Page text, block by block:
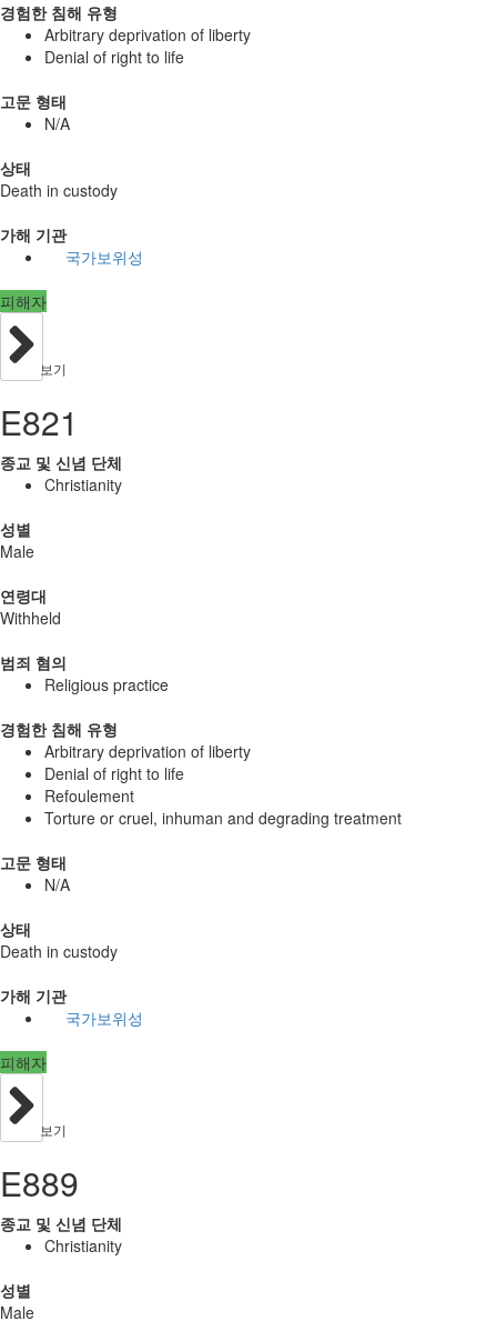
경험한 침해 유형
Arbitrary deprivation of liberty
Denial of right to life
고문 형태
N/A
상태
Death in custody
가해 기관
국가보위성
피해자
보기
E821
종교 및 신념 단체
Christianity
성별
Male
연령대
Withheld
범죄 혐의
Religious practice
경험한 침해 유형
Arbitrary deprivation of liberty
Denial of right to life
Refoulement
Torture or cruel, inhuman and degrading treatment
고문 형태
N/A
상태
Death in custody
가해 기관
국가보위성
피해자
보기
E889
종교 및 신념 단체
Christianity
성별
Male